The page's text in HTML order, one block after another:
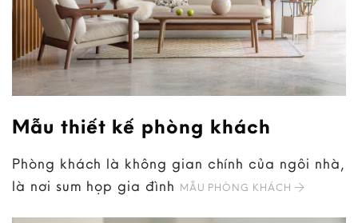
Mẫu thiết kế phòng khách
Phòng khách là không gian chính của ngôi nhà,
là nơi sum họp gia đình MẪU PHÒNG KHÁCH